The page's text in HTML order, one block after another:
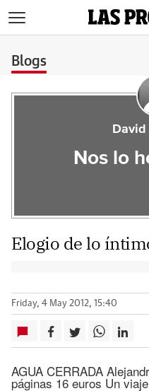
Blogs
Nos lo
Elogio de lo
Friday, 4 May 2012, 15:40
AGUA CERRADA
páginas 16 euros Un